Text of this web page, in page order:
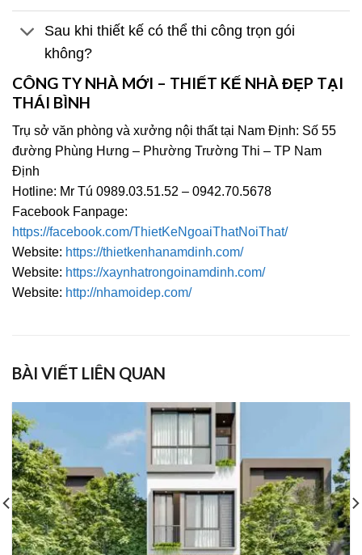
Sau khi thiết kế có thể thi công trọn gói
không?
CÔNG TY NHÀ MỚI – THIẾT KẾ NHÀ ĐẸP TẠI
THÁI BÌNH
Trụ sở văn phòng và xưởng nội thất tại Nam Định: Số 55
đường Phùng Hưng – Phường Trường Thi – TP Nam
Định
Hotline: Mr Tú 0989.03.51.52 – 0942.70.5678
Facebook Fanpage:
https://facebook.com/ThietKeNgoaiThatNoiThat/
Website: https://thietkenhanamdinh.com/
Website: https://xaynhatrongoinamdinh.com/
Website: http://nhamoidep.com/
BÀI VIẾT LIÊN QUAN